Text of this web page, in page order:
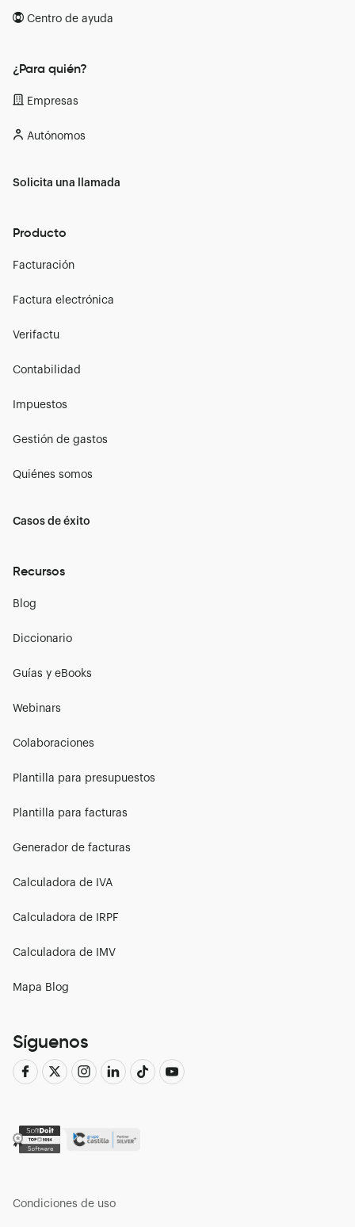
Centro de ayuda
¿Para quién?
Empresas
Autónomos
Solicita una llamada
Producto
Facturación
Factura electrónica
Verifactu
Contabilidad
Impuestos
Gestión de gastos
Quiénes somos
Casos de éxito
Recursos
Blog
Diccionario
Guías y eBooks
Webinars
Colaboraciones
Plantilla para presupuestos
Plantilla para facturas
Generador de facturas
Calculadora de IVA
Calculadora de IRPF
Calculadora de IMV
Mapa Blog
Síguenos
Condiciones de uso